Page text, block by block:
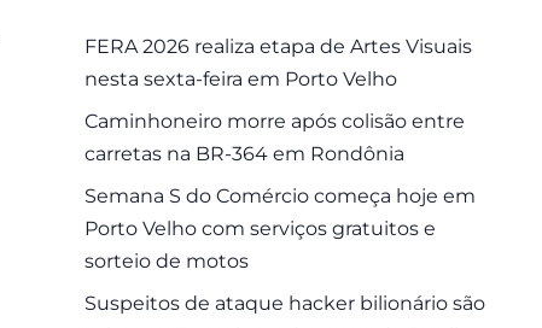
FERA 2026 realiza etapa de Artes Visuais
nesta sexta-feira em Porto Velho
Caminhoneiro morre após colisão entre
carretas na BR-364 em Rondônia
Semana S do Comércio começa hoje em
Porto Velho com serviços gratuitos e
sorteio de motos
Suspeitos de ataque hacker bilionário são